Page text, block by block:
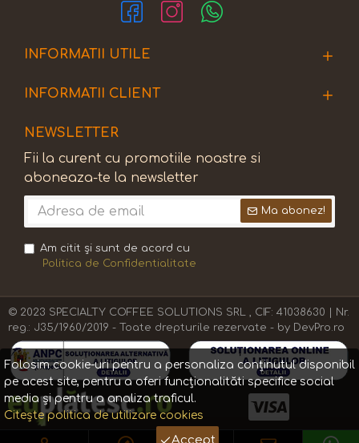
INFORMATII UTILE
INFORMATII CLIENT
NEWSLETTER
Fii la curent cu promotiile noastre si
aboneaza-te la newsletter
Ma abonez!
Am citit şi sunt de acord cu
Politica de Confidentialitate
© 2023 SPECIALTY COFFEE SOLUTIONS SRL , CIF: 41038630 | Nr.
reg.: J35/1960/2019 - Toate drepturile rezervate - by DevPro.ro
Accept
Folosim cookie-uri pentru a personaliza conținutul disponibil
pe acest site, pentru a oferi funcționalităti specifice social
media și pentru a analiza traficul.
Citește politica de utilizare cookies